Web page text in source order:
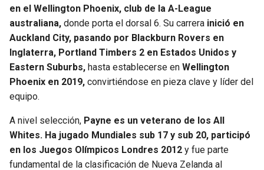
en el Wellington Phoenix, club de la A-League
australiana, donde porta el dorsal 6. Su carrera inició en
Auckland City, pasando por Blackburn Rovers en
Inglaterra, Portland Timbers 2 en Estados Unidos y
Eastern Suburbs, hasta establecerse en Wellington
Phoenix en 2019, convirtiéndose en pieza clave y líder del
equipo.
A nivel selección, Payne es un veterano de los All
Whites. Ha jugado Mundiales sub 17 y sub 20, participó
en los Juegos Olímpicos Londres 2012 y fue parte
fundamental de la clasificación de Nueva Zelanda al